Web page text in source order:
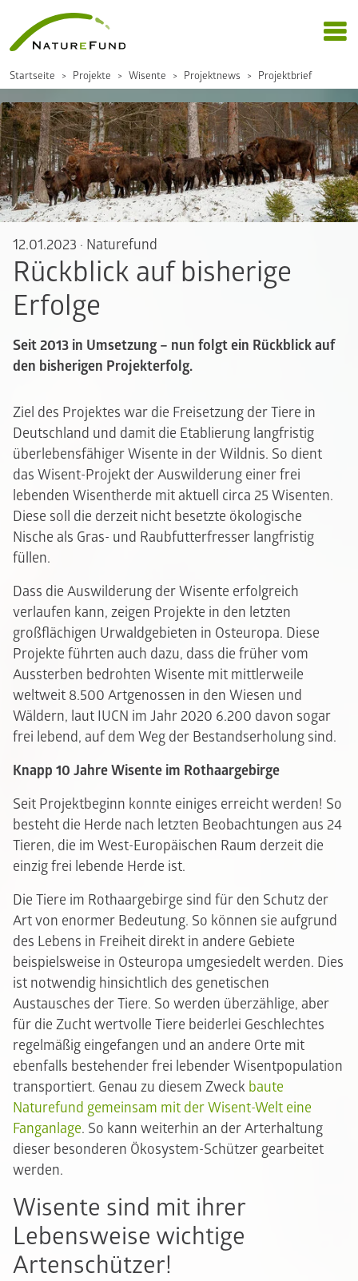
Startseite Projekte Wisente Projektnews Projektbrief
12.01.2023 · Naturefund
Rückblick auf bisherige
Erfolge
Seit 2013 in Umsetzung – nun folgt ein Rückblick auf
den bisherigen Projekterfolg.
Ziel des Projektes war die Freisetzung der Tiere in
Deutschland und damit die Etablierung langfristig
überlebensfähiger Wisente in der Wildnis. So dient
das Wisent-Projekt der Auswilderung einer frei
lebenden Wisentherde mit aktuell circa 25 Wisenten.
Diese soll die derzeit nicht besetzte ökologische
Nische als Gras- und Raubfutterfresser langfristig
füllen.
Dass die Auswilderung der Wisente erfolgreich
verlaufen kann, zeigen Projekte in den letzten
großflächigen Urwaldgebieten in Osteuropa. Diese
Projekte führten auch dazu, dass die früher vom
Aussterben bedrohten Wisente mit mittlerweile
weltweit 8.500 Artgenossen in den Wiesen und
Wäldern, laut IUCN im Jahr 2020 6.200 davon sogar
frei lebend, auf dem Weg der Bestandserholung sind.
Knapp 10 Jahre Wisente im Rothaargebirge
Seit Projektbeginn konnte einiges erreicht werden! So
besteht die Herde nach letzten Beobachtungen aus 24
Tieren, die im West-Europäischen Raum derzeit die
einzig frei lebende Herde ist.
Die Tiere im Rothaargebirge sind für den Schutz der
Art von enormer Bedeutung. So können sie aufgrund
des Lebens in Freiheit direkt in andere Gebiete
beispielsweise in Osteuropa umgesiedelt werden. Dies
ist notwendig hinsichtlich des genetischen
Austausches der Tiere. So werden überzählige, aber
für die Zucht wertvolle Tiere beiderlei Geschlechtes
regelmäßig eingefangen und an andere Orte mit
ebenfalls bestehender frei lebender Wisentpopulation
transportiert. Genau zu diesem Zweck baute
Naturefund gemeinsam mit der Wisent-Welt eine
Fanganlage. So kann weiterhin an der Arterhaltung
dieser besonderen Ökosystem-Schützer gearbeitet
werden.
Wisente sind mit ihrer
Lebensweise wichtige
Artenschützer!